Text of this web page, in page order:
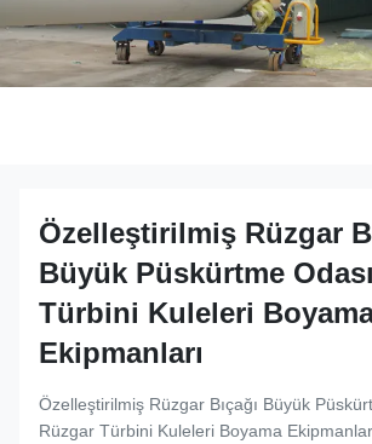
Özelleştirilmiş Rüzgar
Büyük Püskürtme
Türbini Kuleleri
Ekipmanları
Özelleştirilmiş Rüzgar Bıçağı Büyük
Rüzgar Türbini Kuleleri Boyama